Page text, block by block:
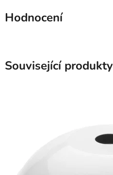
Hodnocení
Související produkty